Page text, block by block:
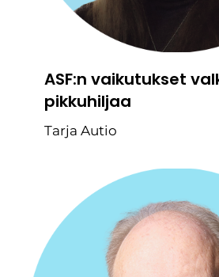
ASF:n vaikutukset
pikkuhiljaa
Tarja Autio